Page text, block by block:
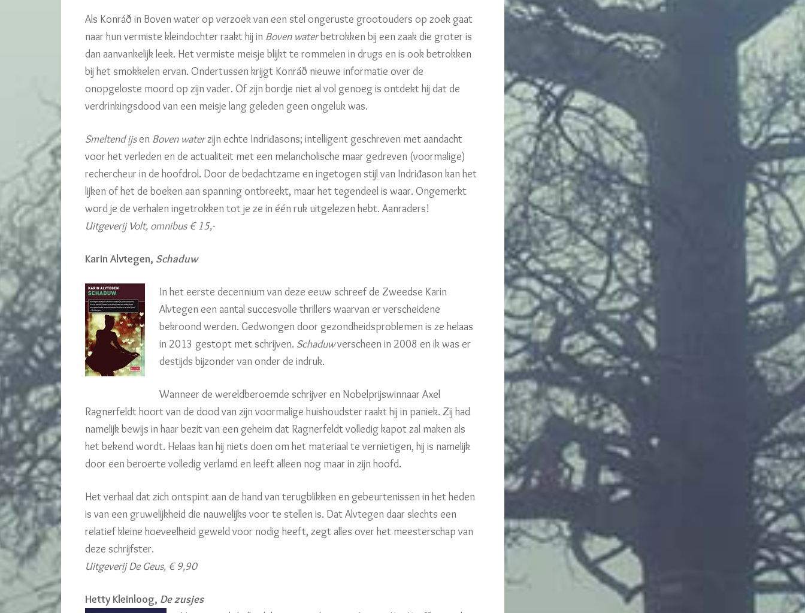
Als Konráð in Boven water op verzoek van een stel ongeruste grootouders op zoek gaat
naar hun vermiste kleindochter raakt hij in Boven waterbetrokken bij een zaak die groter is
dan aanvankelijk leek. Het vermiste meisje blijkt te rommelen in drugs en is ook betrokken
bij het smokkelen ervan. Ondertussen krijgt Konráð nieuwe informatie over de
onopgeloste moord op zijn vader. Of zijn bordje niet al vol genoeg is ontdekt hij dat de
verdrinkingsdood van een meisje lang geleden geen ongeluk was.
Smeltend ijsen Boven waterzijn echte Indriđasons; intelligent geschreven met aandacht
voor het verleden en de actualiteit met een melancholische maar gedreven (voormalige)
rechercheur in de hoofdrol. Door de bedachtzame en ingetogen stijl van Indriđason kan het
lijken of het de boeken aan spanning ontbreekt, maar het tegendeel is waar. Ongemerkt
word je de verhalen ingetrokken tot je ze in één ruk uitgelezen hebt. Aanraders!
Uitgeverij Volt, omnibus € 15,-
Karin Alvtegen, Schaduw
In het eerste decennium van deze eeuw schreef de Zweedse Karin
Alvtegen een aantal succesvolle thrillers waarvan er verscheidene
bekroond werden. Gedwongen door gezondheidsproblemen is ze helaas
in 2013 gestopt met schrijven. Schaduwverscheen in 2008 en ik was er
destijds bijzonder van onder de indruk.
Wanneer de wereldberoemde schrijver en Nobelprijswinnaar Axel
Ragnerfeldt hoort van de dood van zijn voormalige huishoudster raakt hij in paniek. Zij had
namelijk bewijs in haar bezit van een geheim dat Ragnerfeldt volledig kapot zal maken als
het bekend wordt. Helaas kan hij niets doen om het materiaal te vernietigen, hij is namelijk
door een beroerte volledig verlamd en leeft alleen nog maar in zijn hoofd.
Het verhaal dat zich ontspint aan de hand van terugblikken en gebeurtenissen in het heden
is van een gruwelijkheid die nauwelijks voor te stellen is. Dat Alvtegen daar slechts een
relatief kleine hoeveelheid geweld voor nodig heeft, zegt alles over het meesterschap van
deze schrijfster.
Uitgeverij De Geus, € 9,90
Hetty Kleinloog, De zusjes